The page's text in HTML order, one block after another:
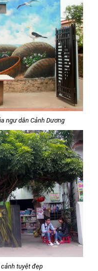
ngư dân Cảnh Dương
tuyệt đẹp